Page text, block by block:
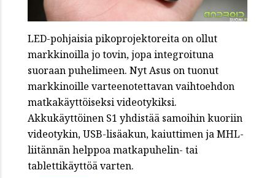
LED-pohjaisia pikoprojektoreita on ollut
markkinoilla jo tovin, jopa integroituna
suoraan puhelimeen. Nyt Asus on tuonut
markkinoille varteenotettavan vaihtoehdon
matkakäyttöiseksi videotykiksi.
Akkukäyttöinen S1 yhdistää samoihin kuoriin
videotykin, USB-lisäakun, kaiuttimen ja MHL-
liitännän helppoa matkapuhelin- tai
tablettikäyttöä varten.